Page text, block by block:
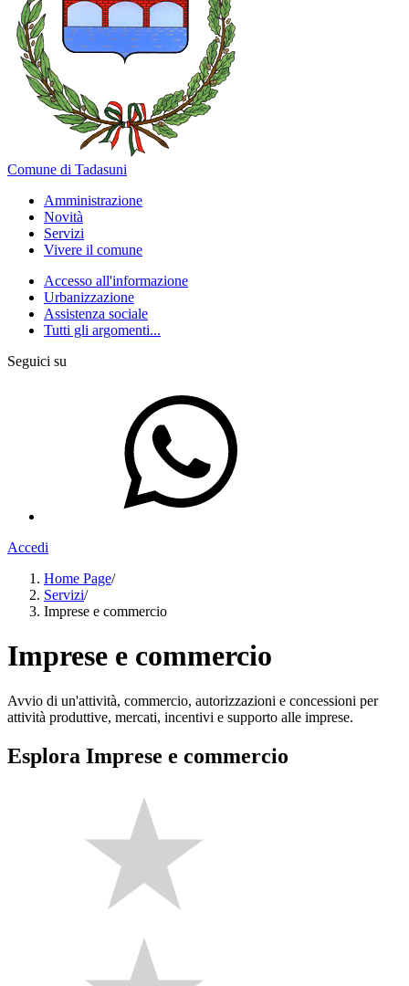
Comune di Tadasuni
Amministrazione
Novità
Servizi
Vivere il comune
Accesso all'informazione
Urbanizzazione
Assistenza sociale
Tutti gli argomenti...
Seguici su
Accedi
Home Page/
Servizi/
Imprese e commercio
Imprese e commercio
Avvio di un'attività, commercio, autorizzazioni e concessioni per
attività produttive, mercati, incentivi e supporto alle imprese.
Esplora Imprese e commercio